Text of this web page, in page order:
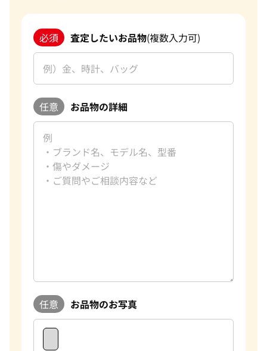
必須 査定したいお品物(複数入力可)
任意 お品物の詳細
任意 お品物のお写真